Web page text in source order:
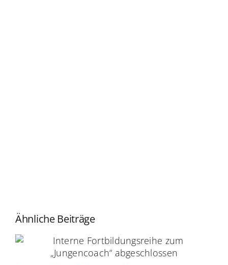
Ähnliche Beiträge